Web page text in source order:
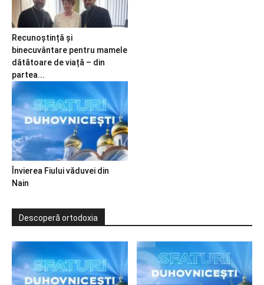
Recunoștință și
binecuvântare pentru mamele
dătătoare de viață – din
partea...
Învierea Fiului văduvei din
Nain
Descoperă ortodoxia